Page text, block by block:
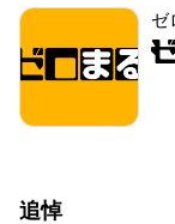
ゼ
追悼